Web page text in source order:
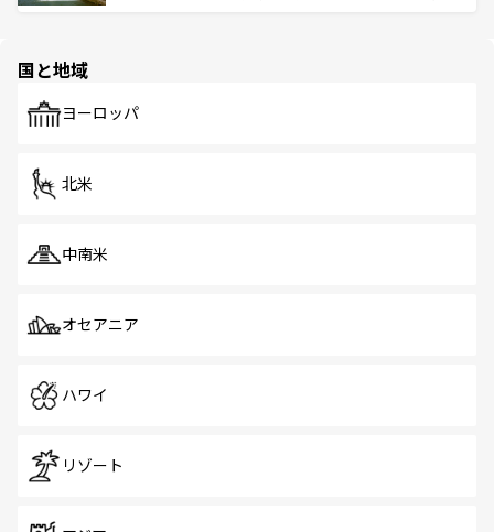
で、ホーカーズは地元の風情を楽しめる外せないスポット
国と地域
ヨーロッパ
北米
中南米
オセアニア
ハワイ
リゾート